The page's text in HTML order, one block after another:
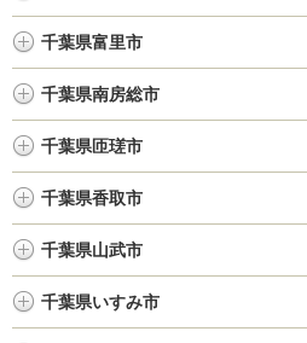
千葉県富里市
千葉県南房総市
千葉県匝瑳市
千葉県香取市
千葉県山武市
千葉県いすみ市